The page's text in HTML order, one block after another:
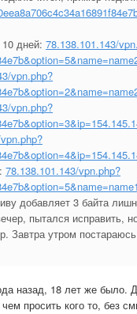
дней: 78.138.101.143/
vpn.php?
vpn.php?
78.138.101.143/vpn.php?
добавляет 3 байта
пытался исправить,
Завтра утром
назад, 18 лет же было.
просить кого то, без